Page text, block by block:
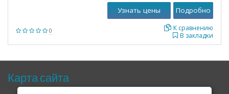
0
В закладки
К сравнению
Узнать цены Подробно
Карта сайта